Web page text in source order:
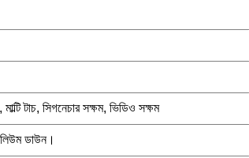
টাচ, সিগনেচার সক্ষম, ভিডিও সক্ষম
ডাউন।